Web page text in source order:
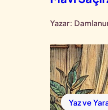
Yazar:
Yaz ve